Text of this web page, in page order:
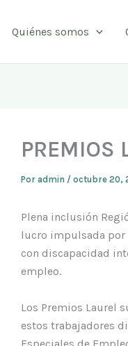
Quiénes somos
PREMIOS
Por admin / octubre 20,
Plena inclusión
lucro impulsada por
con discapacidad
empleo.
Los Premios Laurel
estos trabajadores